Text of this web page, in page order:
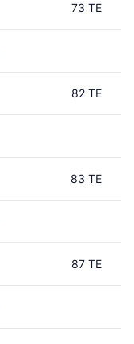
73 TE
82 TE
83 TE
87 TE